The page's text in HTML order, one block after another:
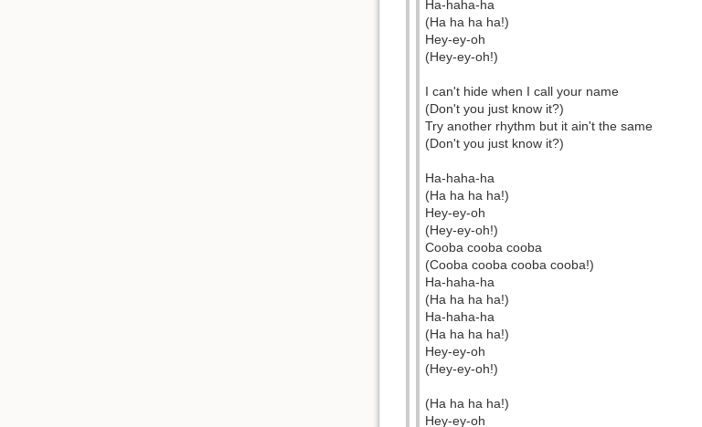
Ha-haha-ha
(Ha ha ha ha!)
Hey-ey-oh
(Hey-ey-oh!)
I can't hide when I call your name
(Don't you just know it?)
Try another rhythm but it ain't the same
(Don't you just know it?)
Ha-haha-ha
(Ha ha ha ha!)
Hey-ey-oh
(Hey-ey-oh!)
Cooba cooba cooba
(Cooba cooba cooba cooba!)
Ha-haha-ha
(Ha ha ha ha!)
Ha-haha-ha
(Ha ha ha ha!)
Hey-ey-oh
(Hey-ey-oh!)
(Ha ha ha ha!)
Hey-ey-oh